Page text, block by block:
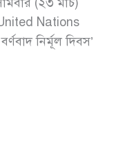
Nations
নির্মূল দিবস’